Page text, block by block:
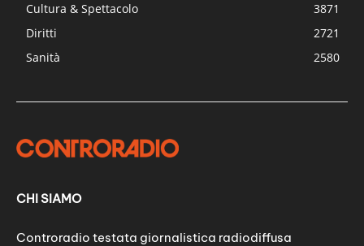
Cultura & Spettacolo
3871
Diritti
2721
Sanità
2580
CHI SIAMO
Controradio testata giornalistica radiodiffusa